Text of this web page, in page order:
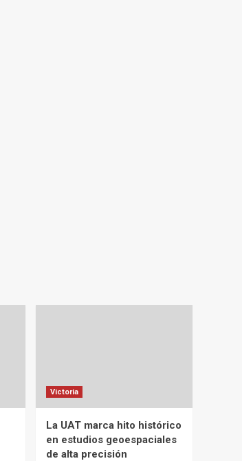
Victoria
La UAT marca hito histórico
en estudios geoespaciales
de alta precisión